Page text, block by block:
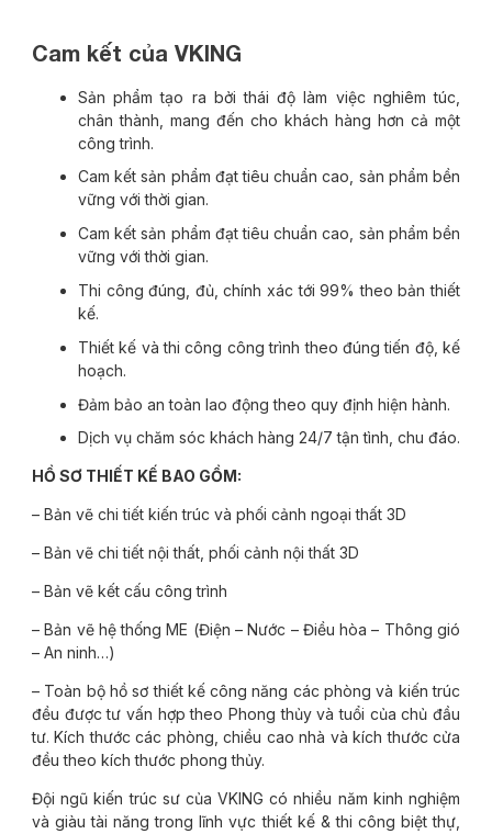
Cam kết của VKING
Sản phẩm tạo ra bởi thái độ làm việc nghiêm túc,
chân thành, mang đến cho khách hàng hơn cả một
công trình.
Cam kết sản phẩm đạt tiêu chuẩn cao, sản phẩm bền
vững với thời gian.
Cam kết sản phẩm đạt tiêu chuẩn cao, sản phẩm bền
vững với thời gian.
Thi công đúng, đủ, chính xác tới 99% theo bản thiết
kế.
Thiết kế và thi công công trình theo đúng tiến độ, kế
hoạch.
Đảm bảo an toàn lao động theo quy định hiện hành.
Dịch vụ chăm sóc khách hàng 24/7 tận tình, chu đáo.
HỒ SƠ THIẾT KẾ BAO GỒM:
– Bản vẽ chi tiết kiến trúc và phối cảnh ngoại thất 3D
– Bản vẽ chi tiết nội thất, phối cảnh nội thất 3D
– Bản vẽ kết cấu công trình
– Bản vẽ hệ thống ME (Điện – Nước – Điều hòa – Thông gió
– An ninh…)
– Toàn bộ hồ sơ thiết kế công năng các phòng và kiến trúc
đều được tư vấn hợp theo Phong thủy và tuổi của chủ đầu
tư. Kích thước các phòng, chiều cao nhà và kích thước cửa
đều theo kích thước phong thủy.
Đội ngũ kiến trúc sư của VKING có nhiều năm kinh nghiệm
và giàu tài năng trong lĩnh vực thiết kế & thi công biệt thự,